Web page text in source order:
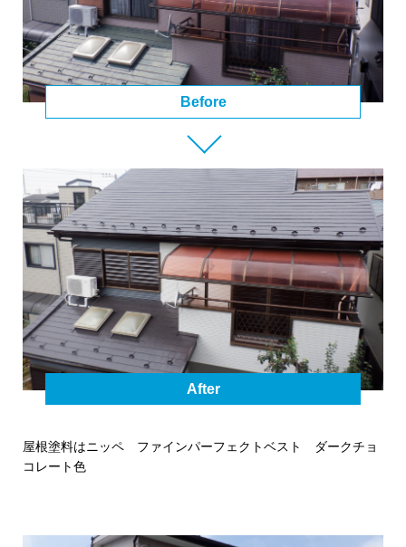
Before
After
屋根塗料はニッペ ファインパーフェクトベスト ダークチョ
コレート色